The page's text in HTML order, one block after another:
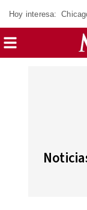
Hoy interesa: